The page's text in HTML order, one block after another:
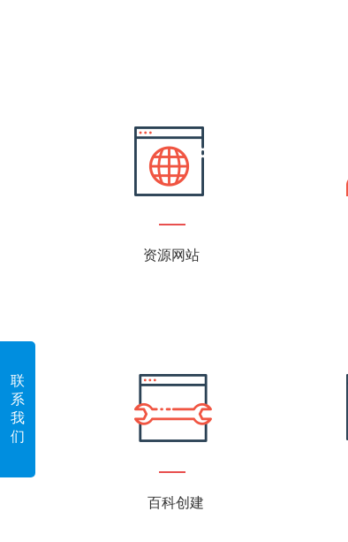
联
系
我
们
资源网站
百科创建